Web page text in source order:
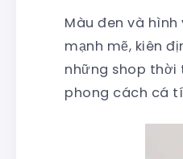
Màu đen và
mạnh mẽ, kiên
những shop thời
phong cách cá